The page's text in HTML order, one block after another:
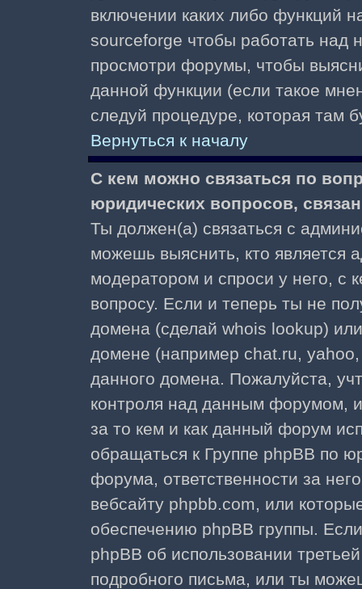
включении каких либо функций
sourceforge чтобы работать над
просмотри форумы, чтобы
данной функции (если такое
следуй процедуре, которая там
Вернуться к началу
С кем можно связаться по
юридических вопросов,
Ты должен(а) связаться с
можешь выяснить, кто является
модератором и спроси у него, с
вопросу. Если и теперь ты не
домена (сделай whois lookup)
домене (например chat.ru,
данного домена. Пожалуйста,
контроля над данным форумом,
за то кем и как данный форум
обращаться к Группе phpBB по
форума, ответственности за
вебсайту phpbb.com, или
обеспечению phpBB группы.
phpBB об использовании
подробного письма, или ты